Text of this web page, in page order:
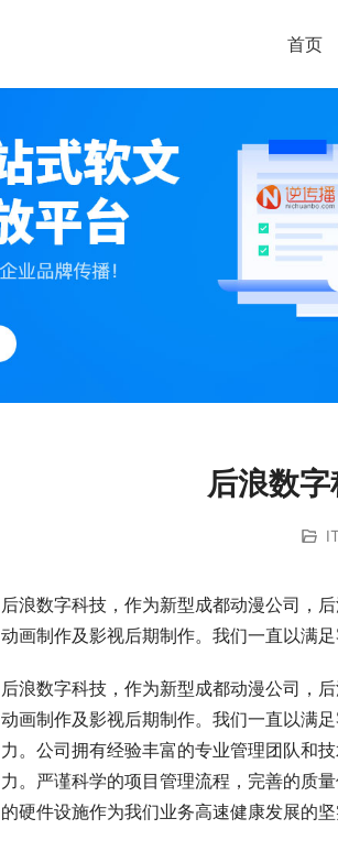
首页
后浪数
后浪数字科技，作为新型成都动漫公司，
动画制作及影视后期制作。我们一直以满
后浪数字科技，作为新型成都动漫公司，
动画制作及影视后期制作。我们一直以满
力。公司拥有经验丰富的专业管理团队和
力。严谨科学的项目管理流程，完善的质
的硬件设施作为我们业务高速健康发展的坚